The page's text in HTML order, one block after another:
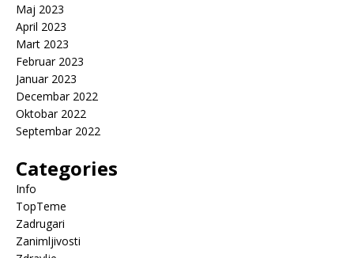
Maj 2023
April 2023
Mart 2023
Februar 2023
Januar 2023
Decembar 2022
Oktobar 2022
Septembar 2022
Categories
Info
TopTeme
Zadrugari
Zanimljivosti